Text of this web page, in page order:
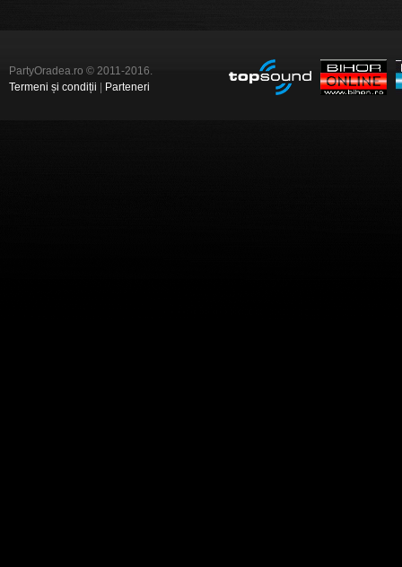
PartyOradea.ro © 2011-2016.
Termeni și condiții
Parteneri